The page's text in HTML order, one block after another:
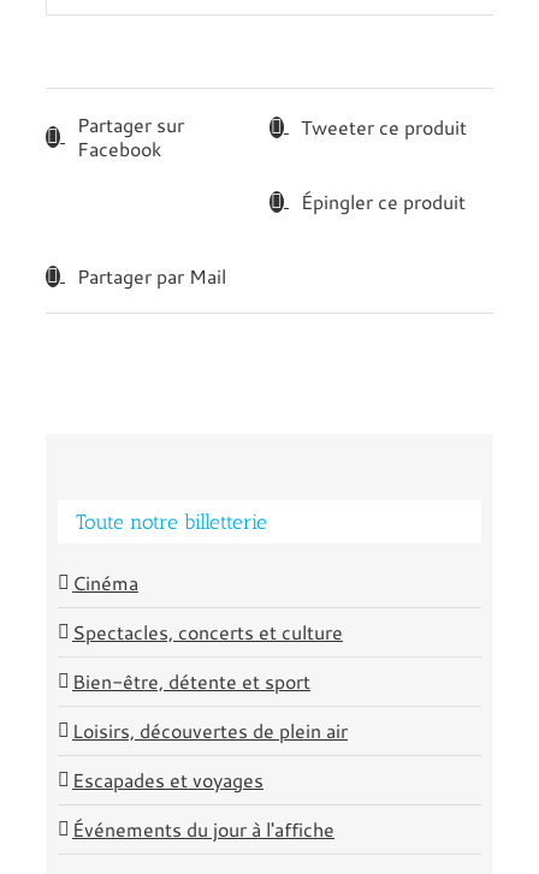
Partager sur
Facebook
Tweeter ce produit
Épingler ce produit
Partager par Mail
Toute notre billetterie
Cinéma
Spectacles, concerts et culture
Bien-être, détente et sport
Loisirs, découvertes de plein air
Escapades et voyages
Événements du jour à l'affiche